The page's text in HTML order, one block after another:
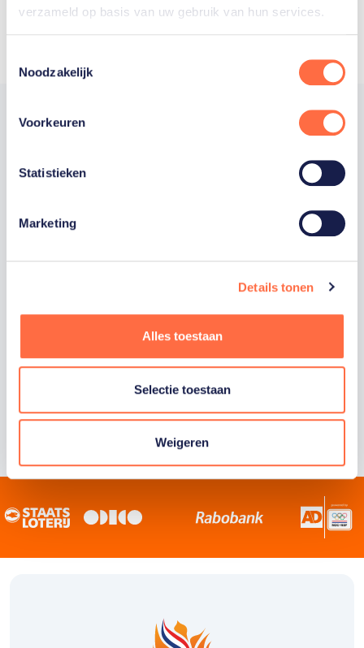
verzameld op basis van uw gebruik van hun services.
Noodzakelijk
Voorkeuren
Statistieken
Marketing
Details tonen
Alles toestaan
Selectie toestaan
Weigeren
Trotse hoofdsponsor
Staatsloterij is trotse hoofdsponsor van
sportiefste land van de wereld maken.